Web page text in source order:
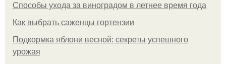
Способы ухода за виноградом в летнее время года
Как выбрать саженцы гортензии
Подкормка яблони весной: секреты успешного
урожая